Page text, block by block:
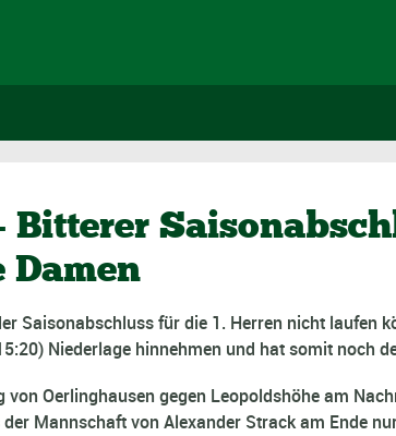
Bitterer
Saisonabschluss für die 1. Herren nicht laufen
Niederlage hinnehmen und hat somit noch
von Oerlinghausen gegen Leopoldshöhe am
Mannschaft von Alexander Strack am Ende